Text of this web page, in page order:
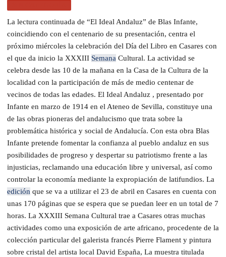
La lectura continuada de “El Ideal Andaluz” de Blas Infante,
coincidiendo con el centenario de su presentación, centra el
próximo miércoles la celebración del Día del Libro en Casares con
el que da inicio la XXXIII Semana Cultural. La actividad se
celebra desde las 10 de la mañana en la Casa de la Cultura de la
localidad con la participación de más de medio centenar de
vecinos de todas las edades. El Ideal Andaluz , presentado por
Infante en marzo de 1914 en el Ateneo de Sevilla, constituye una
de las obras pioneras del andalucismo que trata sobre la
problemática histórica y social de Andalucía. Con esta obra Blas
Infante pretende fomentar la confianza al pueblo andaluz en sus
posibilidades de progreso y despertar su patriotismo frente a las
injusticias, reclamando una educación libre y universal, así como
controlar la economía mediante la expropiación de latifundios. La
edición que se va a utilizar el 23 de abril en Casares en cuenta con
unas 170 páginas que se espera que se puedan leer en un total de 7
horas. La XXXIII Semana Cultural trae a Casares otras muchas
actividades como una exposición de arte africano, procedente de la
colección particular del galerista francés Pierre Flament y pintura
sobre cristal del artista local David España, La muestra titulada